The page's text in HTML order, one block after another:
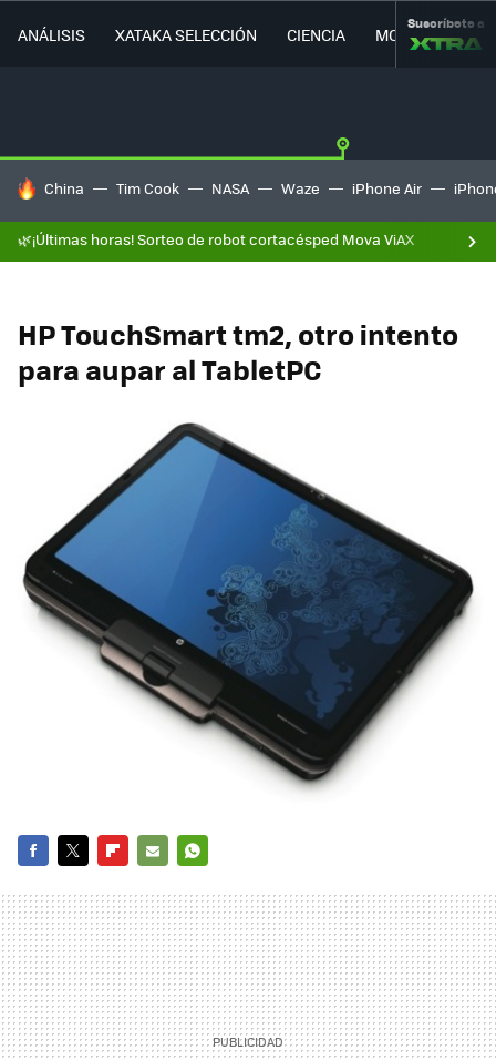
ANÁLISIS XATAKA SELECCIÓN CIENCIA MOVILIDAD
Suscríbete a
HOY SE HABLA DE
China Tim Cook NASA Waze iPhone Air
🌿¡Últimas horas! Sorteo de robot cortacésped Mova ViAX
HP TouchSmart tm2, otro intento
para aupar al TabletPC
MAIL